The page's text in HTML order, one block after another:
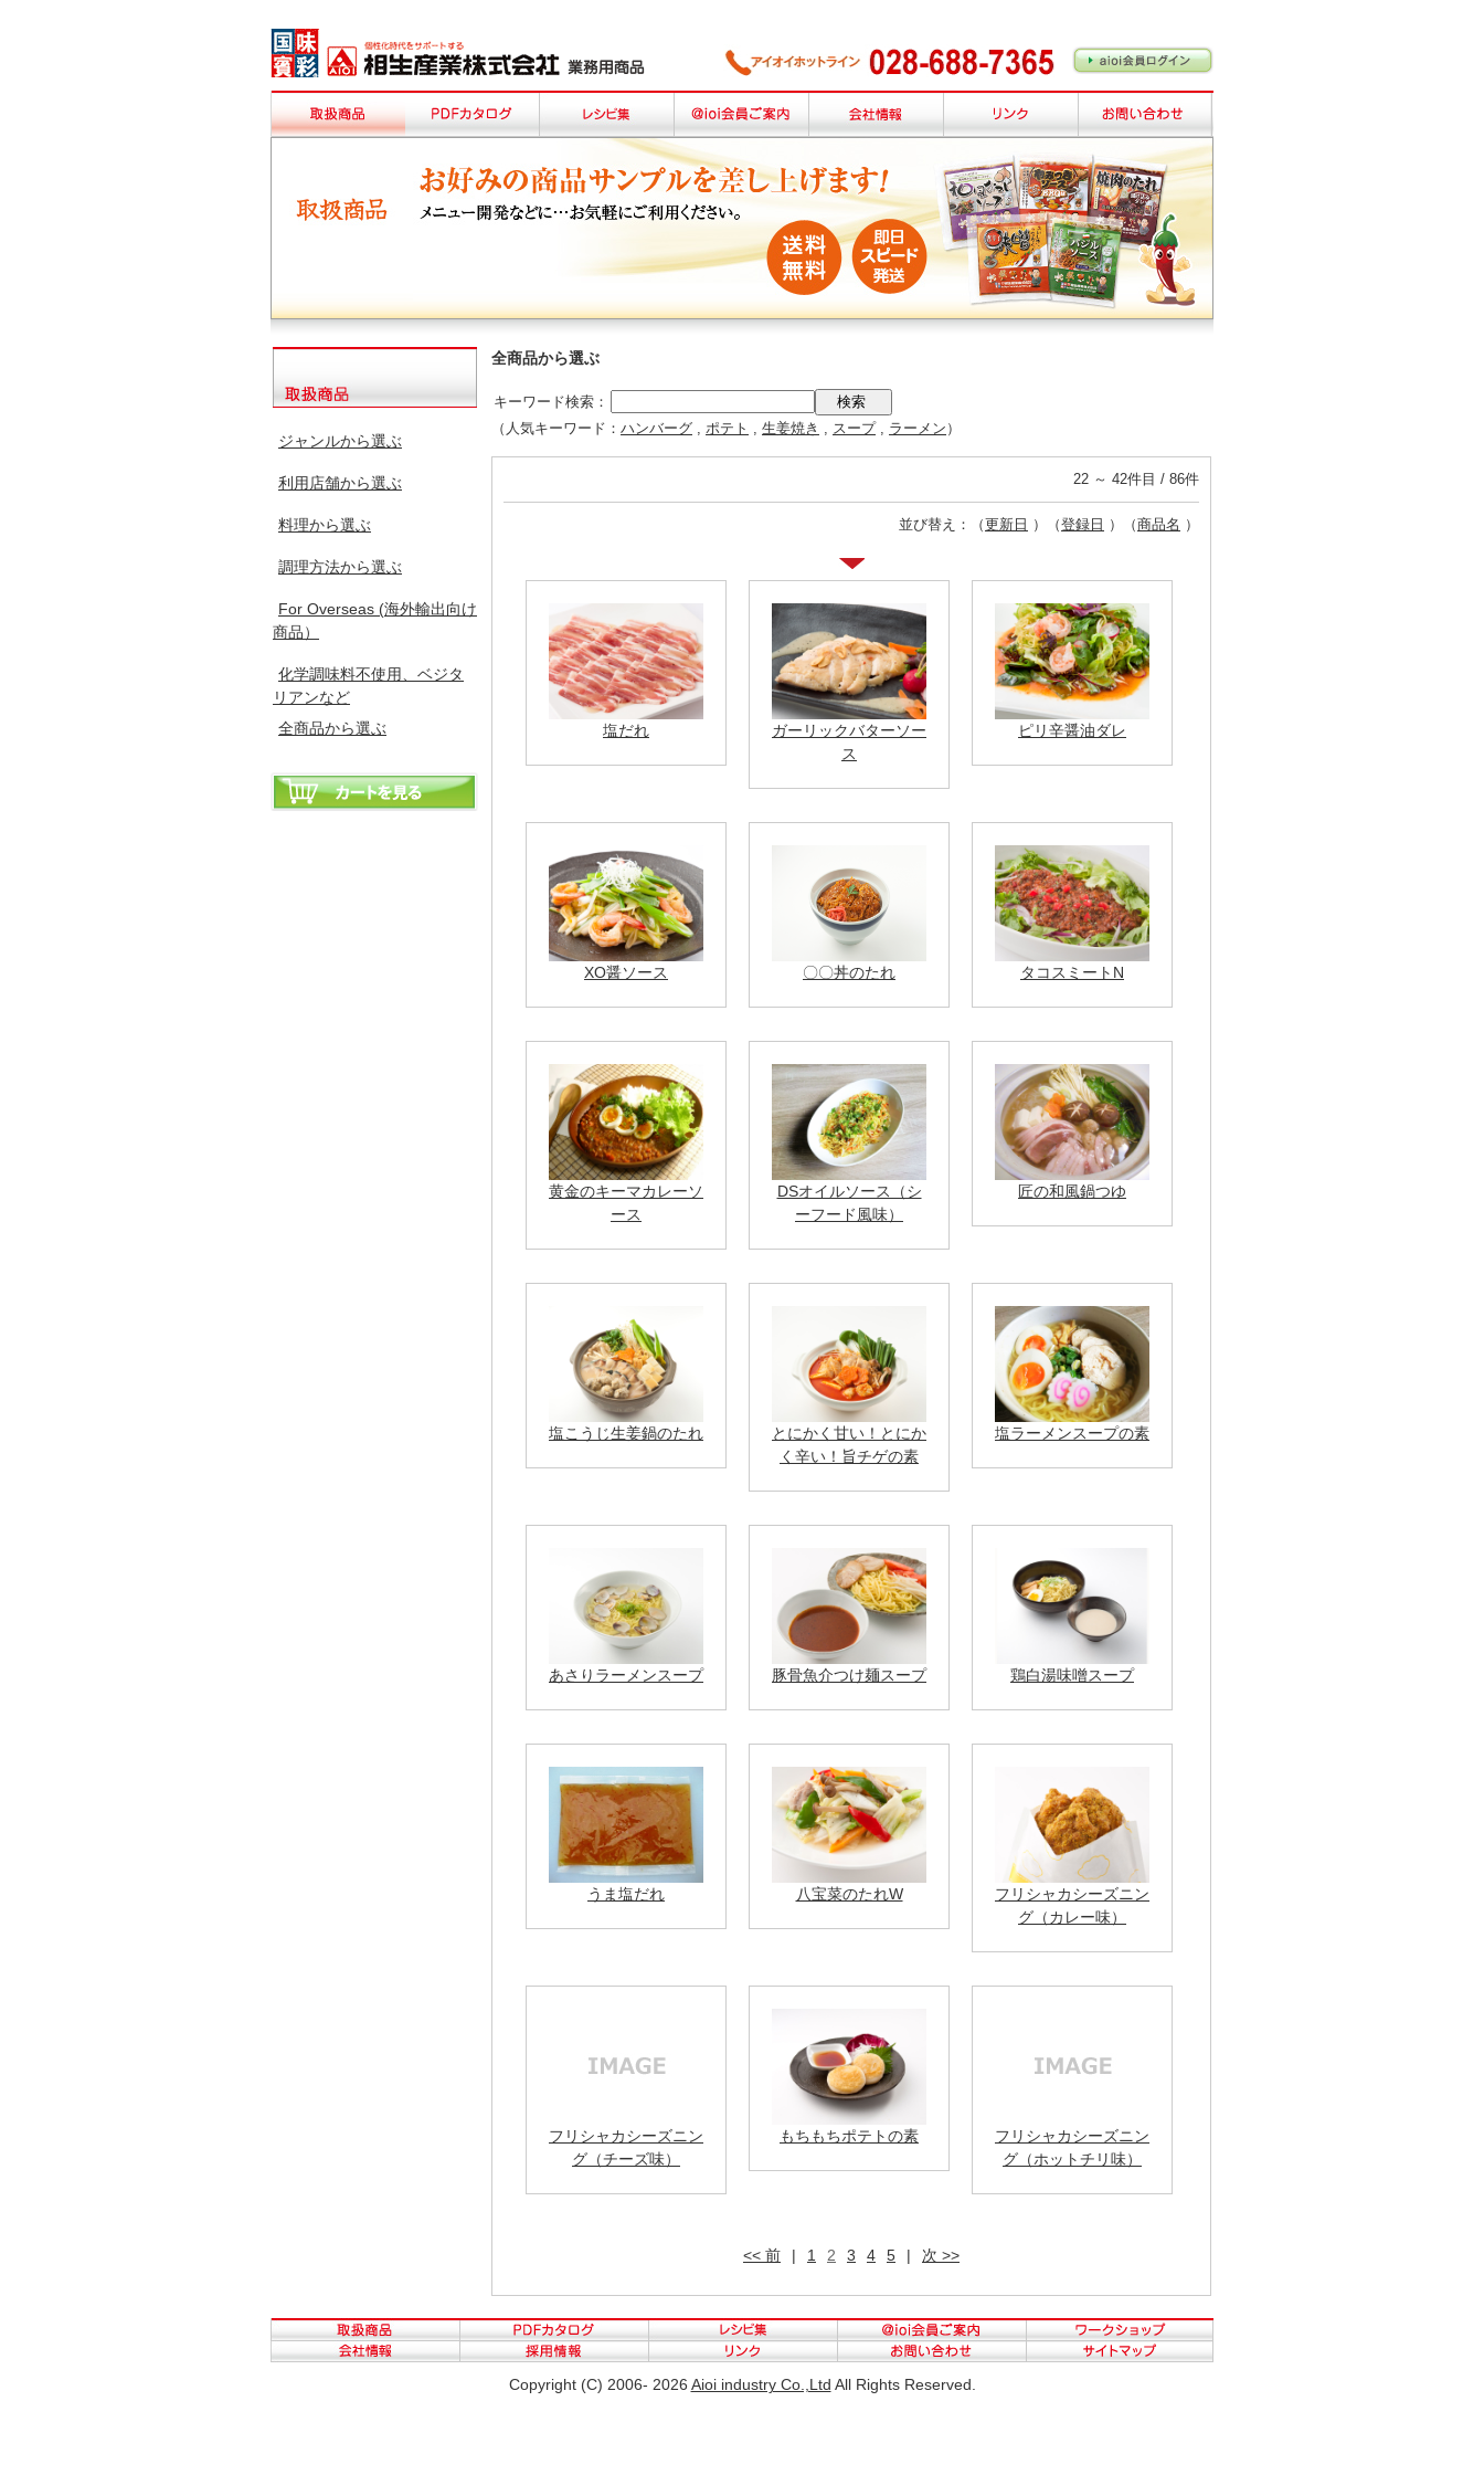
ジャンルから選ぶ
利用店舗から選ぶ
料理から選ぶ
調理方法から選ぶ
For Overseas (海外輸出向け
商品）
化学調味料不使用、ベジタ
リアンなど
全商品から選ぶ
全商品から選ぶ
キーワード検索：
（人気キーワード： ハンバーグ , ポテト , 生姜焼き , スープ, ラーメン ）
22 ～ 42件目 / 86件
並び替え：（更新日 ）（登録日 ）（商品名 ）
塩だれ
ガーリックバターソー
ス
ピリ辛醤油ダレ
XO醤ソース 〇〇丼のたれ タコスミートN
黄金のキーマカレーソ
ース
DSオイルソース（シ
ーフード風味）
匠の和風鍋つゆ
塩こうじ生姜鍋のたれ
とにかく甘い！とにか
く辛い！旨チゲの素
塩ラーメンスープの素
あさりラーメンスープ 豚骨魚介つけ麺スープ 鶏白湯味噌スープ
うま塩だれ 八宝菜のたれW
フリシャカシーズニン
グ（カレー味）
フリシャカシーズニン
グ（チーズ味）
もちもちポテトの素
フリシャカシーズニン
グ（ホットチリ味）
<< 前 1 2 3 4 5 次 >>
Copyright (C) 2006- 2026 Aioi industry Co.,Ltd All Rights Reserved.